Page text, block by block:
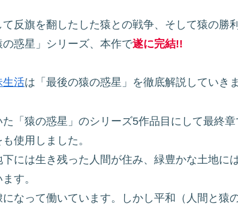
反旗を翻したした猿との戦争、そして猿の勝利
惑星」シリーズ、本作で遂に完結!!
生活は「最後の猿の惑星」を徹底解説していきま
「猿の惑星」のシリーズ5作品目にして最終章
使用しました。
には生き残った人間が住み、緑豊かな土地に
す。
なって働いています。しかし平和（人間と猿